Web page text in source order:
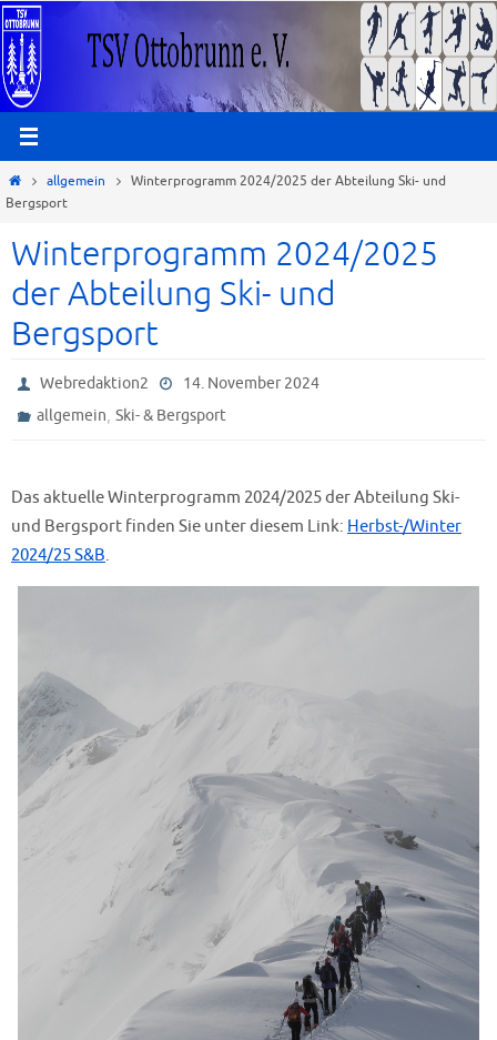
Zum
Inhalt
springen
Startallgemein
Winterprogramm 2024/2025 der Abteilung Ski- und
Bergsport
Winterprogramm 2024/2025
der Abteilung Ski- und
Bergsport
Webredaktion2
14. November 2024
allgemein,Ski- & Bergsport
Das aktuelle Winterprogramm 2024/2025 der Abteilung Ski-
und Bergsport finden Sie unter diesem Link: Herbst-/Winter
2024/25 S&B.